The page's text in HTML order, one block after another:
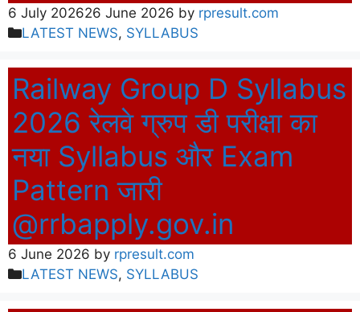
6 July 202626 June 2026 by rpresult.com
Categories
LATEST NEWS, SYLLABUS
Railway Group D Syllabus
2026 रेलवे ग्रुप डी परीक्षा का
नया Syllabus और Exam
Pattern जारी
@rrbapply.gov.in
6 June 2026 by rpresult.com
Categories
LATEST NEWS, SYLLABUS